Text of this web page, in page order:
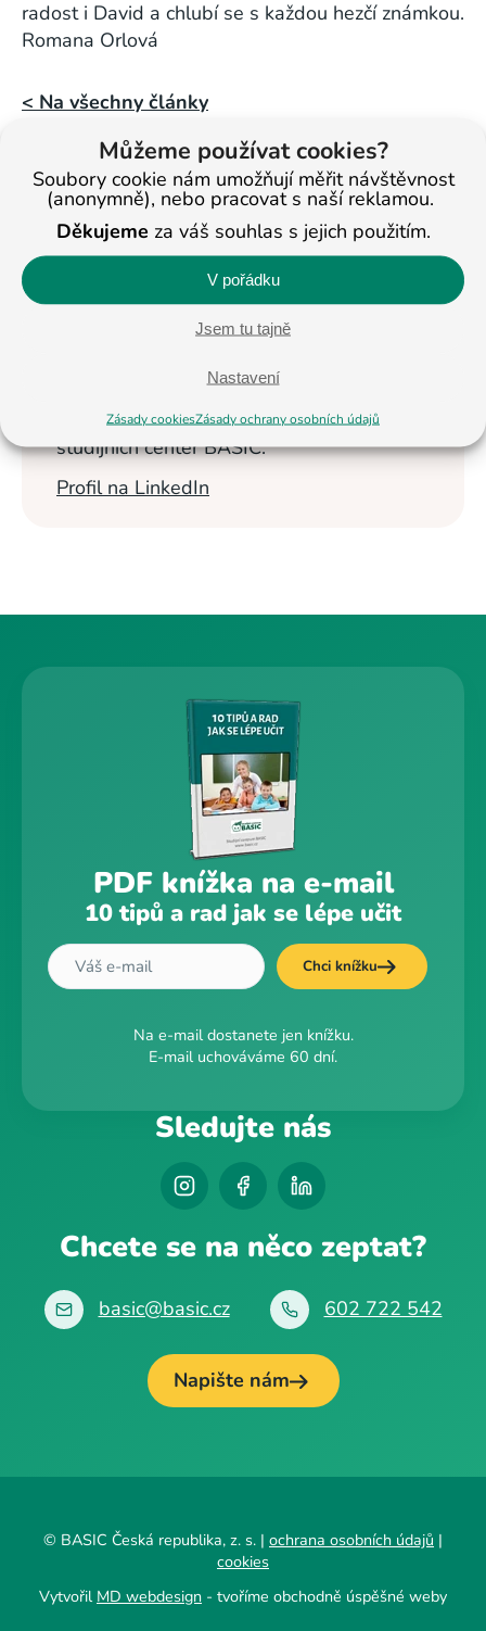
Můžeme používat cookies?
Soubory cookie nám umožňují měřit návštěvnost
(anonymně), nebo pracovat s naší reklamou.
Děkujeme za váš souhlas s jejich použitím.
V pořádku
Jsem tu tajně
Nastavení
Zásady cookiesZásady ochrany osobních údajů
radost i David a chlubí se s každou hezčí známkou.
Romana Orlová
< Na všechny články
Veronika
Masopustová
Vzdělávání dětí se
2013. Nyní je
ředitelkou studijních
center BASIC v Jihlavě a Pelhřimově a
pomáhá ostatním pobočkám. Na
celostátní úrovni se věnuje též propagaci
studijních center BASIC.
Profil na LinkedIn
PDF knížka na e-mail
10 tipů a rad jak se lépe učit
Chci knížku
Na e-mail dostanete jen knížku.
E-mail uchováváme 60 dní.
Sledujte nás
Chcete se na něco zeptat?
basic@basic.cz 602 722 542
Napište nám
© BASIC Česká republika, z. s. | ochrana osobních údajů |
cookies
Vytvořil MD webdesign - tvoříme obchodně úspěšné weby